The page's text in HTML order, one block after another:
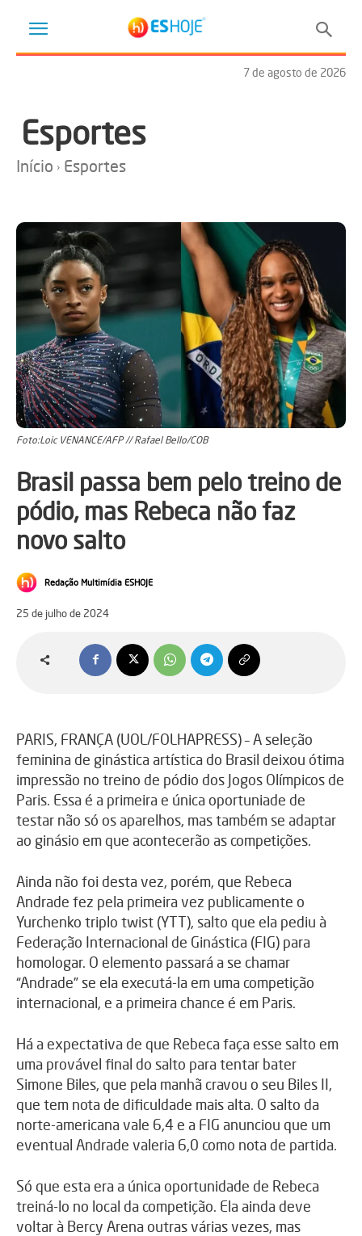
7 de agosto de 2026
Esportes
Início Esportes
Foto:Loic VENANCE/AFP // Rafael Bello/COB
Brasil passa bem pelo treino de
pódio, mas Rebeca não faz
novo salto
Redação Multimídia ESHOJE
25 de julho de 2024
PARIS, FRANÇA (UOL/FOLHAPRESS) – A seleção
feminina de ginástica artística do Brasil deixou ótima
impressão no treino de pódio dos Jogos Olímpicos de
Paris. Essa é a primeira e única oportuniade de
testar não só os aparelhos, mas também se adaptar
ao ginásio em que acontecerão as competições.
Ainda não foi desta vez, porém, que Rebeca
Andrade fez pela primeira vez publicamente o
Yurchenko triplo twist (YTT), salto que ela pediu à
Federação Internacional de Ginástica (FIG) para
homologar. O elemento passará a se chamar
“Andrade” se ela executá-la em uma competição
internacional, e a primeira chance é em Paris.
Há a expectativa de que Rebeca faça esse salto em
uma provável final do salto para tentar bater
Simone Biles, que pela manhã cravou o seu Biles II,
que tem nota de dificuldade mais alta. O salto da
norte-americana vale 6,4 e a FIG anunciou que um
eventual Andrade valeria 6,0 como nota de partida.
Só que esta era a única oportunidade de Rebeca
treiná-lo no local da competição. Ela ainda deve
voltar à Bercy Arena outras várias vezes, mas